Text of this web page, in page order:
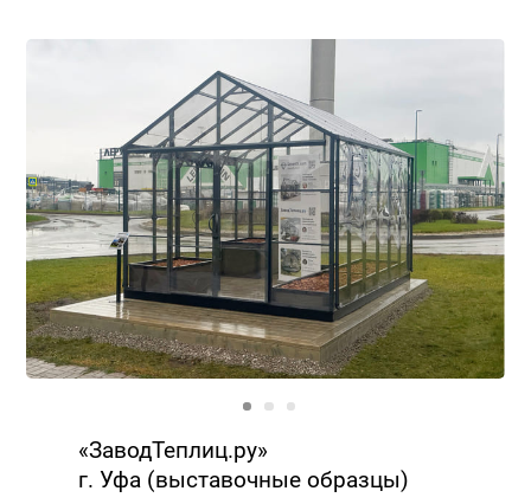
«ЗаводТеплиц.ру»
г. Уфа (выставочные образцы)